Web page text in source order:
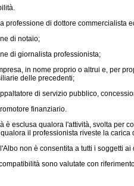
di dottore commercialista
di notaio;
di giornalista professionista;
in nome proprio o altrui e, per
delle precedenti;
di servizio pubblico,
finanziario.
esclusa qualora l'attività, svolta per
il professionista riveste la
non è consentita a tutti i soggetti
sono valutate con